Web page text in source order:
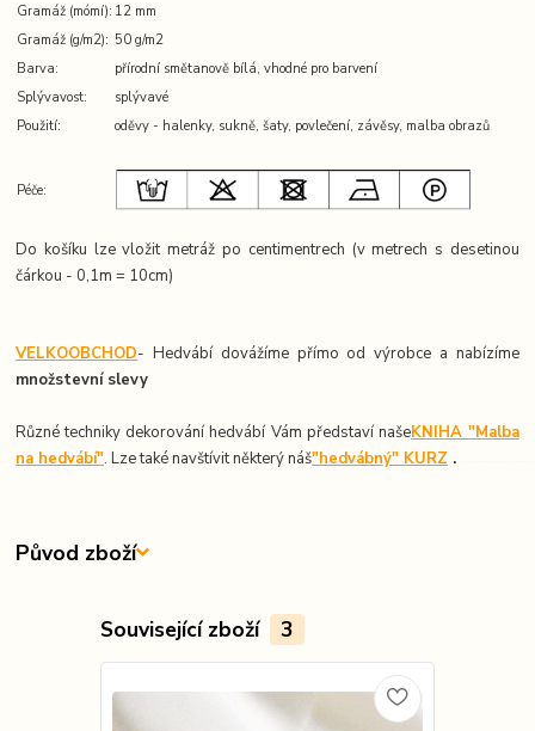
Gramáž (mómí): 12 mm
Gramáž (g/m2): 50 g/m2
Barva:
přírodní smětanově bílá, vhodné pro barvení
Splývavost:
splývavé
Použití:
oděvy - halenky, sukně, šaty, povlečení, závěsy, malba obrazů
Péče:
Do košíku lze vložit metráž po centimentrech (v metrech s desetinou
čárkou - 0,1m = 10cm)
VELKOOBCHOD- Hedvábí dovážíme přímo od výrobce a nabízíme
množstevní slevy
Různé techniky dekorování hedvábí Vám představí našeKNIHA "Malba
na hedvábí". Lze také navštívit některý náš"hedvábný" KURZ .
Původ zboží
Související zboží 3